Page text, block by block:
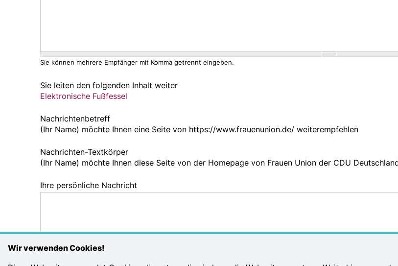
Sie können mehrere Empfänger mit Komma getrennt eingeben.
Sie leiten den folgenden Inhalt weiter
Elektronische Fußfessel
Nachrichtenbetreff
(Ihr Name) möchte Ihnen eine Seite von https://www.frauenunion.de/ weiterempfehlen
Nachrichten-Textkörper
(Ihr Name) möchte Ihnen diese Seite von der Homepage von Frauen Union der CDU
Ihre persönliche Nachricht
Wir verwenden Cookies!